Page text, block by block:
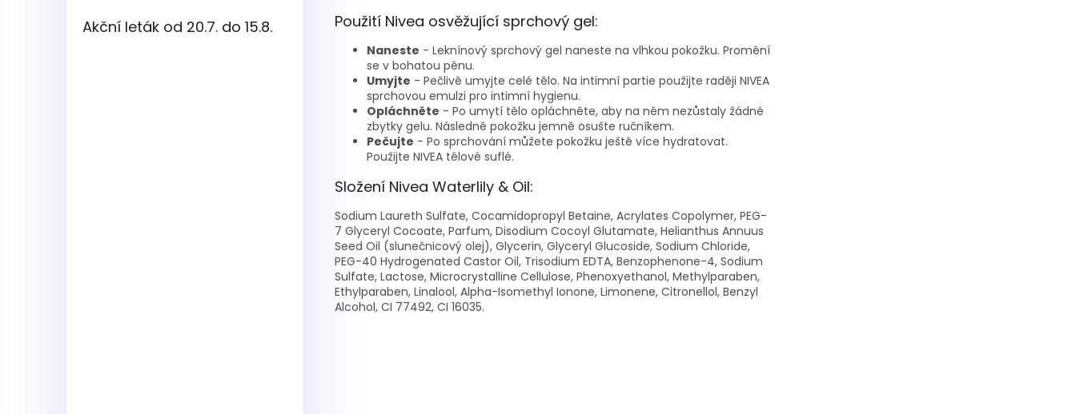
Akční leták od 20.7. do 15.8. Použití Nivea osvěžující sprchový gel:
Naneste - Leknínový sprchový gel naneste na vlhkou pokožku. Promění
se v bohatou pěnu.
Umyjte - Pečlivě umyjte celé tělo. Na intimní partie použijte raději NIVEA
sprchovou emulzi pro intimní hygienu.
Opláchněte - Po umytí tělo opláchněte, aby na něm nezůstaly žádné
zbytky gelu. Následně pokožku jemně osušte ručníkem.
Pečujte - Po sprchování můžete pokožku ještě více hydratovat.
Použijte NIVEA tělové suflé.
Složení Nivea Waterlily & Oil:
Sodium Laureth Sulfate, Cocamidopropyl Betaine, Acrylates Copolymer, PEG-
7 Glyceryl Cocoate, Parfum, Disodium Cocoyl Glutamate, Helianthus Annuus
Seed Oil (slunečnicový olej), Glycerin, Glyceryl Glucoside, Sodium Chloride,
PEG-40 Hydrogenated Castor Oil, Trisodium EDTA, Benzophenone-4, Sodium
Sulfate, Lactose, Microcrystalline Cellulose, Phenoxyethanol, Methylparaben,
Ethylparaben, Linalool, Alpha-Isomethyl Ionone, Limonene, Citronellol, Benzyl
Alcohol, CI 77492, CI 16035.